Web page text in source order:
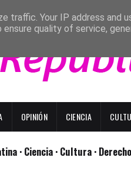
OPINIÓN CIENCIA
· Ciencia · Cultura ·
traffic. Your IP address and
quality of service,